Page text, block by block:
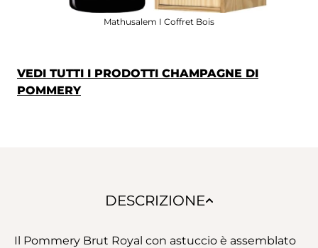
Mathusalem I Coffret Bois
VEDI TUTTI I PRODOTTI CHAMPAGNE DI
POMMERY
DESCRIZIONE
Il Pommery Brut Royal con astuccio è assemblato